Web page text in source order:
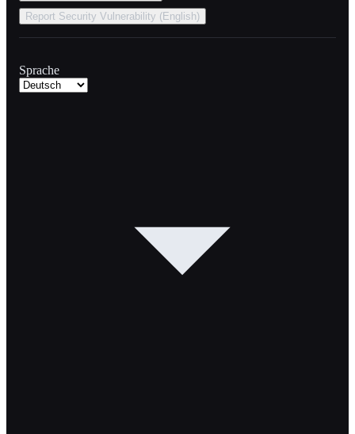
Report Security Vulnerability (English)
Sprache